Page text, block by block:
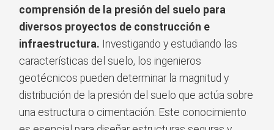
comprensión de la presión del suelo para
diversos proyectos de construcción e
infraestructura. Investigando y estudiando las
características del suelo, los ingenieros
geotécnicos pueden determinar la magnitud y
distribución de la presión del suelo que actúa sobre
una estructura o cimentación. Este conocimiento